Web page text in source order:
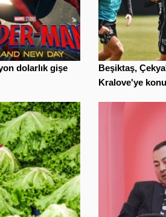
dolarlık gişe
Beşiktaş,
Kralove'ye